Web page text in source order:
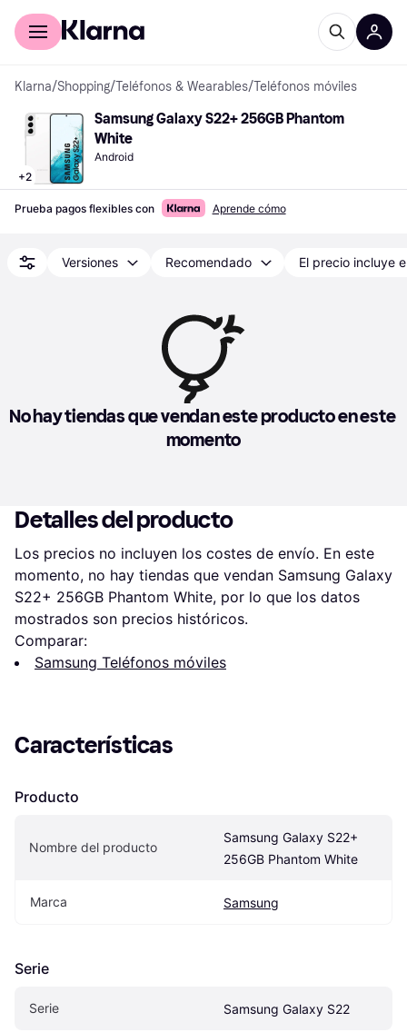
Comprar con Klarna
Klarna/Shopping/Teléfonos & Wearables/Teléfonos móviles
+2
Samsung Galaxy S22+ 256GB Phantom
White
Android
Prueba pagos flexibles con Aprende cómo
Versiones Recomendado El precio incluye
No hay tiendas que vendan este producto en este
momento
Detalles del producto
Los precios no incluyen los costes de envío. En este
momento, no hay tiendas que vendan Samsung Galaxy
S22+ 256GB Phantom White, por lo que los datos
mostrados son precios históricos.
Comparar:
Samsung Teléfonos móviles
Características
Producto
Nombre del producto
Samsung Galaxy S22+
256GB Phantom White
Marca Samsung
Serie
Serie Samsung Galaxy S22